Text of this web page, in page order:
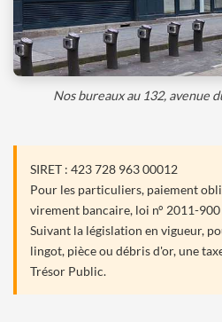
Nos bureaux au 132, avenue
SIRET : 423 728 963 00012
Pour les particuliers, paiement
virement bancaire, loi n° 2011-
Suivant la législation en vigueur,
lingot, pièce ou débris d'or, une
Trésor Public.